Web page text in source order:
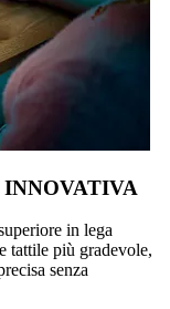
in lega
tattile più gradevole,
senza